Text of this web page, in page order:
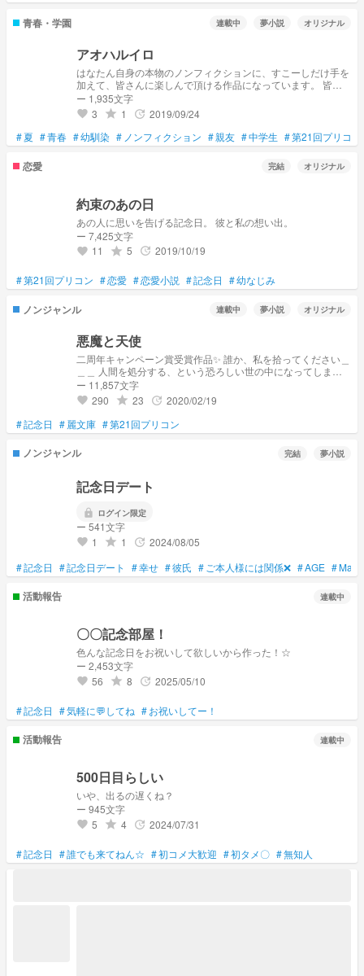
青春・学園 連載中 夢小説 オリジナル
アオハルイロ
はなたん自身の本物のノンフィクションに、すこーしだけ手を
加えて、皆さんに楽しんで頂ける作品になっています。 皆様
が大切な人と大切な日を過ごせますように願って。
ー 1,935文字
favorite 3 grade 1 update 2019/09/24
#夏 #青春 #幼馴染 # ノンフィクション #親友 #中学生 #第21回プリコン
恋愛 完結 オリジナル
約束のあの日
あの人に思いを告げる記念日。 彼と私の想い出。
ー 7,425文字
favorite 11 grade 5 update 2019/10/19
#第21回プリコン #恋愛 #恋愛小説 #記念日 #幼なじみ
ノンジャンル 連載中 夢小説 オリジナル
悪魔と天使
二周年キャンペーン賞受賞作品✨ 誰か、私を拾ってください＿
た日本。 そこで私は処分の対象となってしまった。 ……よう
やく私の事を拾ってくれたのは深雪という少女。 でも、深雪
は普通に生きられなかった。 その理由とは…？ 私と深雪に微
ー 11,857文字
favorite 290 grade 23 update 2020/02/19
#記念日 #麗文庫 #第21回プリコン
ノンジャンル 完結 夢小説
記念日デート
lock ログイン限定
ー 541文字
favorite 1 grade 1 update 2024/08/05
#記念日 #記念日デート #幸せ #彼氏 # ご本人様には関係❌ #AGE #
活動報告 連載中
〇〇記念部屋！
色んな記念日をお祝いして欲しいから作った！☆
ー 2,453文字
favorite 56 grade 8 update 2025/05/10
#記念日 #気軽に💬してね #お祝いしてー！
活動報告 連載中
500日目らしい
いや、出るの遅くね？
ー 945文字
favorite 5 grade 4 update 2024/07/31
#記念日 #誰でも来てねん☆ #初コメ大歓迎 #初タメ〇 #無知人